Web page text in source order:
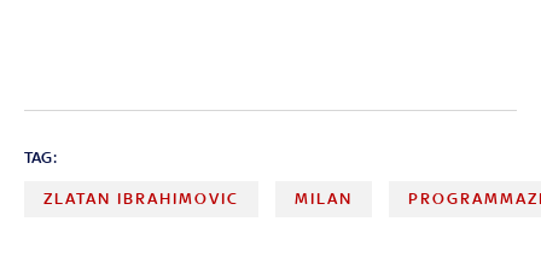
TAG:
ZLATAN IBRAHIMOVIC MILAN